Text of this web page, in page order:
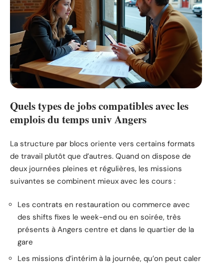
Quels types de jobs compatibles avec les
emplois du temps univ Angers
La structure par blocs oriente vers certains formats
de travail plutôt que d’autres. Quand on dispose de
deux journées pleines et régulières, les missions
suivantes se combinent mieux avec les cours :
Les contrats en restauration ou commerce avec
des shifts fixes le week-end ou en soirée, très
présents à Angers centre et dans le quartier de la
gare
Les missions d’intérim à la journée, qu’on peut caler